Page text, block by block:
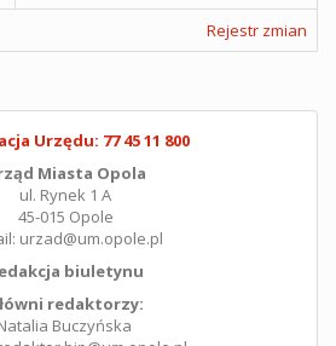
Rejestr zmian
Urzędu: 77 45 11 800
Miasta Opola
ul. Rynek 1 A
45-015 Opole
urzad@um.opole.pl
biuletynu
redaktorzy:
Buczyńska